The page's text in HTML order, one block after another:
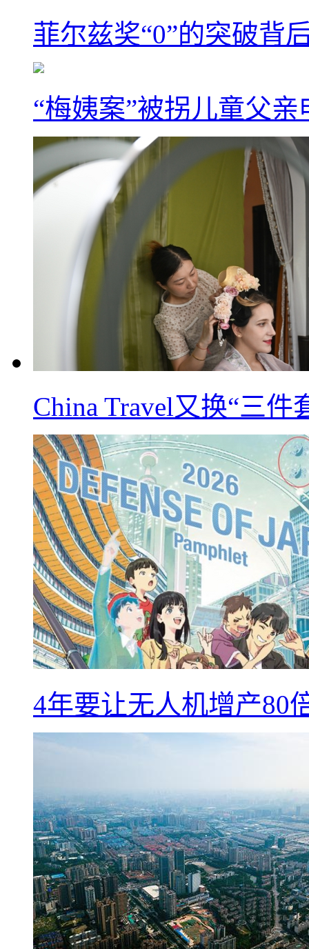
菲尔兹奖“0”的突破背
“梅姨案”被拐儿童父
China Travel又换“三
4年要让无人机增产80